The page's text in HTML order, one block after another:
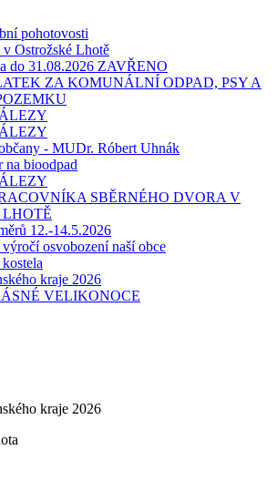
pohotovosti
Ostrožské Lhotě
do 31.08.2026 ZAVŘENO
ZA KOMUNÁLNÍ ODPAD, PSY A
- MUDr. Róbert Uhnák
na bioodpad
SBĚRNÉHO DVORA V
LHOTĚ
12.-14.5.2026
osvobození naší obce
kraje 2026
VELIKONOCE
kraje 2026